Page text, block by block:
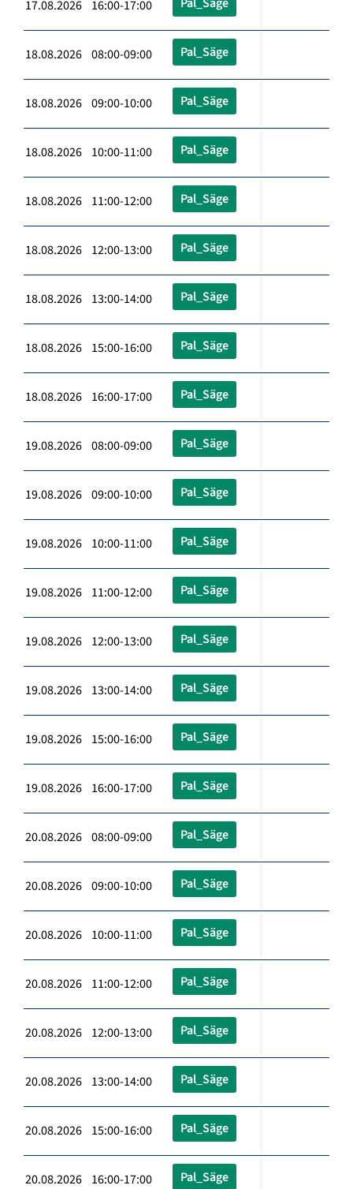
17.08.2026 16:00-17:00
18.08.2026 08:00-09:00 Pal_Säge
18.08.2026 09:00-10:00 Pal_Säge
18.08.2026 10:00-11:00 Pal_Säge
18.08.2026 11:00-12:00 Pal_Säge
18.08.2026 12:00-13:00 Pal_Säge
18.08.2026 13:00-14:00 Pal_Säge
18.08.2026 15:00-16:00 Pal_Säge
18.08.2026 16:00-17:00 Pal_Säge
19.08.2026 08:00-09:00 Pal_Säge
19.08.2026 09:00-10:00 Pal_Säge
19.08.2026 10:00-11:00 Pal_Säge
19.08.2026 11:00-12:00 Pal_Säge
19.08.2026 12:00-13:00 Pal_Säge
19.08.2026 13:00-14:00 Pal_Säge
19.08.2026 15:00-16:00 Pal_Säge
19.08.2026 16:00-17:00 Pal_Säge
20.08.2026 08:00-09:00 Pal_Säge
20.08.2026 09:00-10:00 Pal_Säge
20.08.2026 10:00-11:00 Pal_Säge
20.08.2026 11:00-12:00 Pal_Säge
20.08.2026 12:00-13:00 Pal_Säge
20.08.2026 13:00-14:00 Pal_Säge
20.08.2026 15:00-16:00 Pal_Säge
20.08.2026 16:00-17:00 Pal_Säge